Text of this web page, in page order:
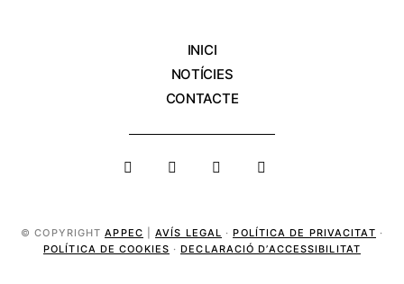
INICI
NOTÍCIES
CONTACTE
© COPYRIGHTAPPEC |AVÍS LEGAL ·POLÍTICA DE PRIVACITAT ·
POLÍTICA DE COOKIES ·DECLARACIÓ D’ACCESSIBILITAT